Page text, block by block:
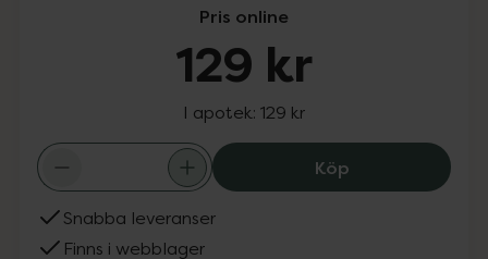
Pris online
129 kr
I apotek: 129 kr
KöpVAGIVITAL
Snabba leveranser
Finns i webblager